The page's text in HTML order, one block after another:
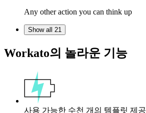
Any other action you can think up
Show all 21
Workato의 놀라운 기능
사용 가능한 수천 개의 템플릿 제공